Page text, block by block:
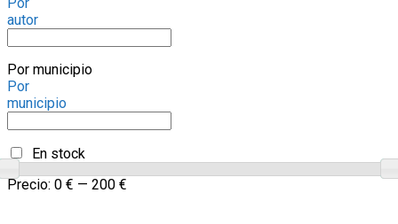
Por
autor
Por municipio
Por
municipio
En stock
Precio: 0 € — 200 €